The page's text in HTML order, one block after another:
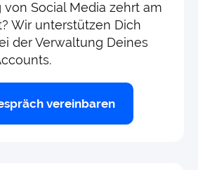
von Social Media zehrt am
Wir unterstützen Dich
der Verwaltung Deines
vereinbaren